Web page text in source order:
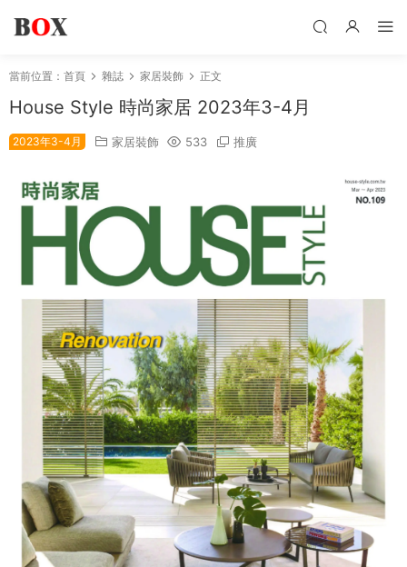
當前位置： 首頁 雜誌 家居裝飾 正文
House Style 時尚家居 2023年3-4月
2023年3-4月 家居裝飾 533 推廣